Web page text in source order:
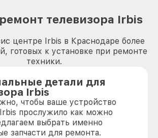
телевизора Irbis
центре Irbis в Краснодаре более
готовых к установке при ремонте
техники.
детали для
Irbis
чтобы ваше устройство
прослужило как можно
выбрать именно
запчасти для ремонта.